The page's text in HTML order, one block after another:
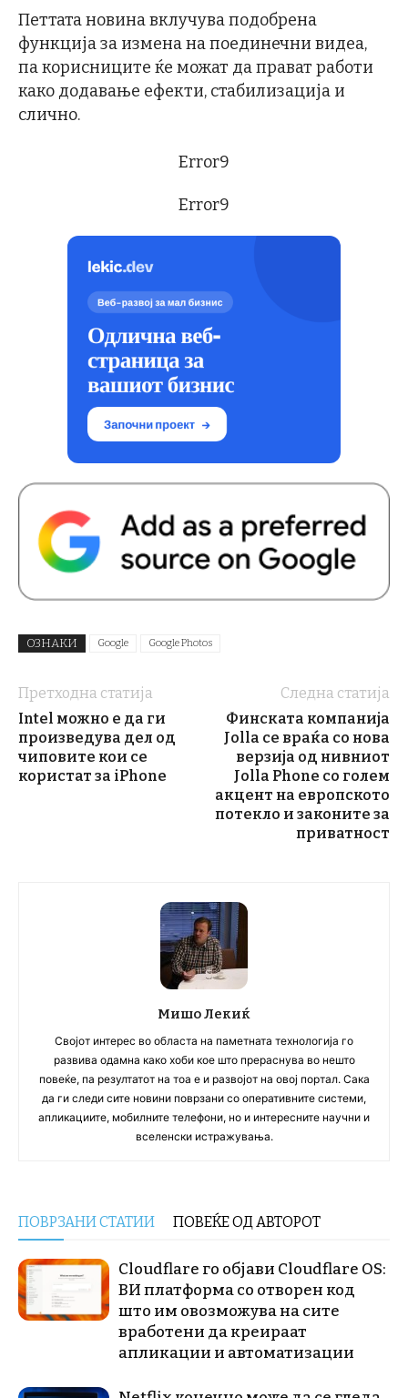
Петтата новина вклучува подобрена
функција за измена на поединечни видеа,
па корисниците ќе можат да прават работи
како додавање ефекти, стабилизација и
слично.
Error9
Error9
ОЗНАКИ Google Google Photos
Претходна статија
Intel можно е да ги
произведува дел од
чиповите кои се
користат за iPhone
Следна статија
Финската компанија
Jolla се враќа со нова
верзија од нивниот
Jolla Phone со голем
акцент на европското
потекло и законите за
приватност
Мишо Лекиќ
Својот интерес во областа на паметната технологија го
развива одамна како хоби кое што прераснува во нешто
повеќе, па резултатот на тоа е и развојот на овој портал. Сака
да ги следи сите новини поврзани со оперативните системи,
апликациите, мобилните телефони, но и интересните научни и
вселенски истражувања.
ПОВРЗАНИ СТАТИИ ПОВЕЌЕ ОД АВТОРОТ
Cloudflare го објави Cloudflare OS:
ВИ платформа со отворен код
што им овозможува на сите
вработени да креираат
апликации и автоматизации